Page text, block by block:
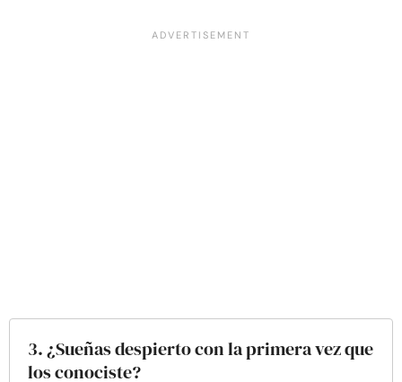
3. ¿Sueñas despierto con la primera vez que
los conociste?